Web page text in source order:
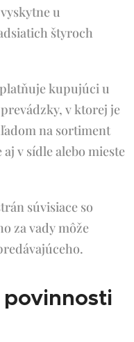
u
štyroch
kupujúci u
v ktorej je
na sortiment
v sídle alebo mieste
súvisiace so
za vady môže
povinnosti